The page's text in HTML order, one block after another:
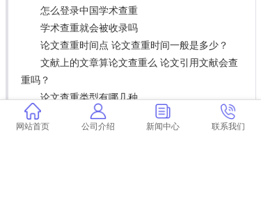
怎么登录中国学术查重
学术查重就会被收录吗
论文查重时间点 论文查重时间一般是多少？
文献上的文章算论文查重么 论文引用文献会查
重吗？
论文查重类型有哪几种
别人的论文题目算查重吗
论文查重查到自己的论文吗 研究生论文查重包
网站首页 公司介绍 新闻中心 联系我们